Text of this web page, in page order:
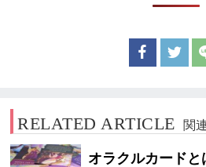
RELATED ARTICLE 関
オラクルカード